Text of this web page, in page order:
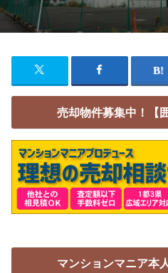
売却物件募集中！【
マンションマニア本